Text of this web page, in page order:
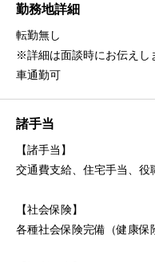
勤務地詳細
転勤無し
※詳細は面談時にお伝えし
車通勤可
諸手当
【諸手当】
交通費支給、住宅手当、役
【社会保険】
各種社会保険完備（健康保